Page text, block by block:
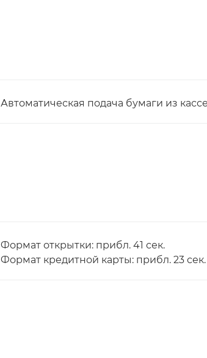
Автоматическая подача бумаги из
Формат открытки: прибл. 41 сек.
Формат кредитной карты: прибл. 23 сек.